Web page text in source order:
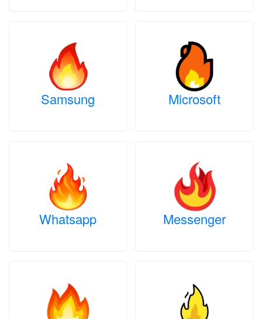
Samsung Microsoft
Whatsapp Messenger